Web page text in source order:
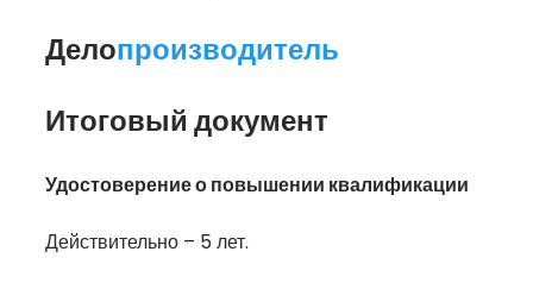
Делопроизводитель
Итоговый документ
Удостоверение о повышении квалификации
Действительно – 5 лет.